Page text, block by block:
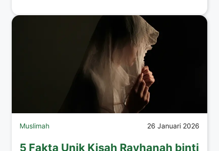
Muslimah 26 Januari 2026
5 Fakta Unik Kisah Rayhanah binti